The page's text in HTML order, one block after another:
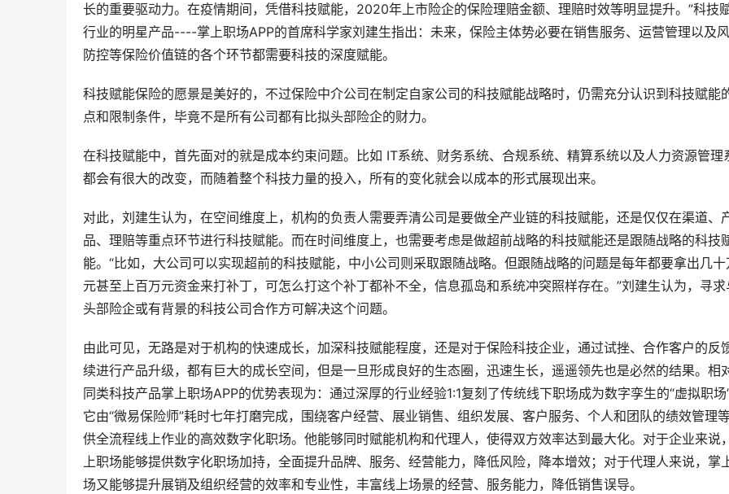
长的重要驱动力。在疫情期间，凭借科技赋能，2020年上市险企的保险理赔金额、理赔时效等明显提升。”科技
行业的明星产品----掌上职场APP的首席科学家刘建生指出：未来，保险主体势必要在销售服务、运营管理以及
防控等保险价值链的各个环节都需要科技的深度赋能。
科技赋能保险的愿景是美好的，不过保险中介公司在制定自家公司的科技赋能战略时，仍需充分认识到科技赋能
点和限制条件，毕竟不是所有公司都有比拟头部险企的财力。
在科技赋能中，首先面对的就是成本约束问题。比如 IT系统、财务系统、合规系统、精算系统以及人力资源管理
都会有很大的改变，而随着整个科技力量的投入，所有的变化就会以成本的形式展现出来。
对此，刘建生认为，在空间维度上，机构的负责人需要弄清公司是要做全产业链的科技赋能，还是仅仅在渠道、
品、理赔等重点环节进行科技赋能。而在时间维度上，也需要考虑是做超前战略的科技赋能还是跟随战略的科技
能。“比如，大公司可以实现超前的科技赋能，中小公司则采取跟随战略。但跟随战略的问题是每年都要拿出几十
元甚至上百万元资金来打补丁，可怎么打这个补丁都补不全，信息孤岛和系统冲突照样存在。”刘建生认为，寻求
头部险企或有背景的科技公司合作方可解决这个问题。
由此可见，无路是对于机构的快速成长，加深科技赋能程度，还是对于保险科技企业，通过试挫、合作客户的反
续进行产品升级，都有巨大的成长空间，但是一旦形成良好的生态圈，迅速生长，遥遥领先也是必然的结果。相
同类科技产品掌上职场APP的优势表现为：通过深厚的行业经验1:1复刻了传统线下职场成为数字孪生的“虚拟职场”
它由“微易保险师”耗时七年打磨完成，围绕客户经营、展业销售、组织发展、客户服务、个人和团队的绩效管理
供全流程线上作业的高效数字化职场。他能够同时赋能机构和代理人，使得双方效率达到最大化。对于企业来说
上职场能够提供数字化职场加持，全面提升品牌、服务、经营能力，降低风险，降本增效；对于代理人来说，掌
场又能够提升展销及组织经营的效率和专业性，丰富线上场景的经营、服务能力，降低销售误导。